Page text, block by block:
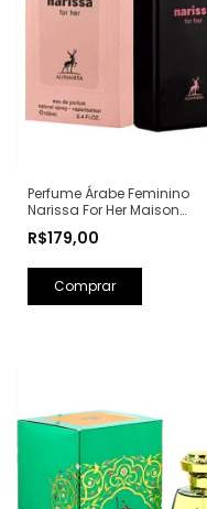
Perfume Árabe Feminino
Narissa For Her Maison
100ml (Ref. Olfativa: Narciso
R$179,00